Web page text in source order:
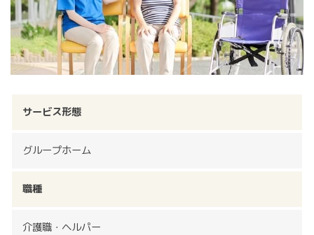
サービス形態
グループホーム
職種
介護職・ヘルパー